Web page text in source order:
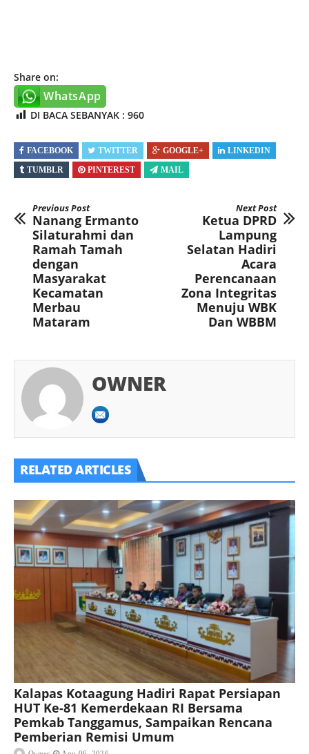
Share on:
WhatsApp
DI BACA SEBANYAK : 960
FACEBOOK TWITTER GOOGLE+
LINKEDIN
TUMBLR
PINTEREST MAIL
Previous Post
Nanang Ermanto
Silaturahmi dan
Ramah Tamah
dengan
Masyarakat
Kecamatan
Merbau
Mataram
Next Post
Ketua DPRD
Lampung
Selatan Hadiri
Acara
Perencanaan
Zona Integritas
Menuju WBK
Dan WBBM
OWNER
RELATED ARTICLES
Kalapas Kotaagung Hadiri Rapat Persiapan
HUT Ke-81 Kemerdekaan RI Bersama
Pemkab Tanggamus, Sampaikan Rencana
Pemberian Remisi Umum